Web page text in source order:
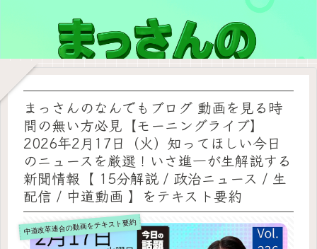
まっさんのなんでもブログ 動画を見る時
間の無い方必見【モーニングライブ】
2026年2月17日（火）知ってほしい今日
のニュースを厳選！いさ進一が生解説する
新聞情報【 15分解説 / 政治ニュース / 生
配信 / 中道動画 】をテキスト要約
中道改革連合の動画をテキスト要約